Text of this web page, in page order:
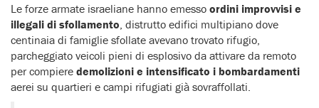
Le forze armate israeliane hanno emesso ordini improvvisi e
illegali di sfollamento , distrutto edifici multipiano dove
centinaia di famiglie sfollate avevano trovato rifugio,
parcheggiato veicoli pieni di esplosivo da attivare da remoto
per compiere demolizioni e intensificato i bombardamenti
aerei su quartieri e campi rifugiati già sovraffollati.